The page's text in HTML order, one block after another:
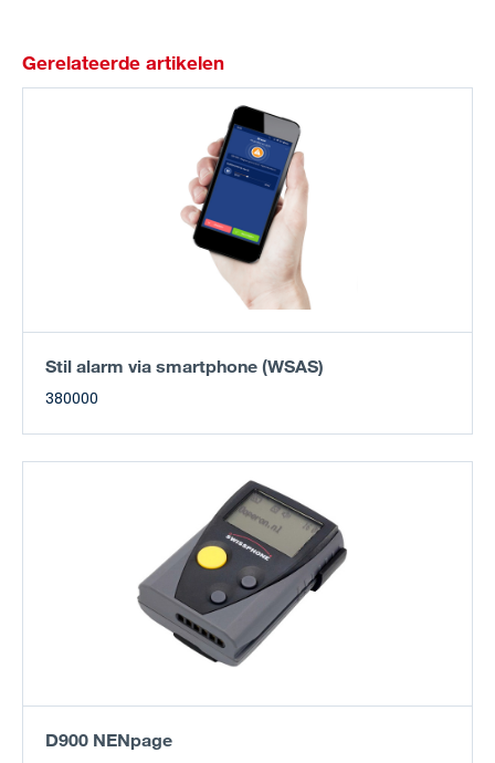
Gerelateerde artikelen
Stil alarm via smartphone (WSAS)
380000
D900 NENpage